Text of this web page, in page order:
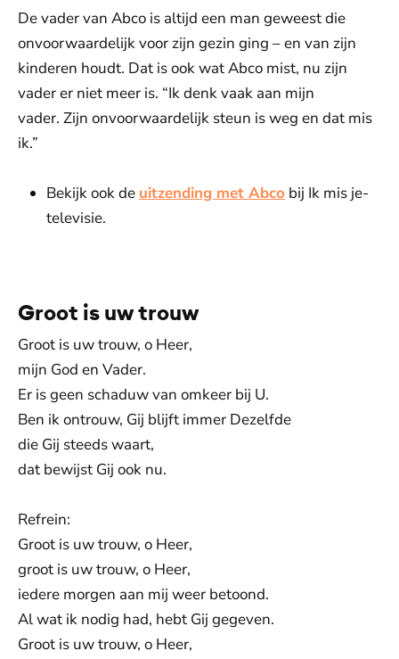
De vader van Abco is altijd een man geweest die
onvoorwaardelijk voor zijn gezin ging – en van zijn
kinderen houdt. Dat is ook wat Abco mist, nu zijn
vader er niet meer is. “Ik denk vaak aan mijn
vader. Zijn onvoorwaardelijk steun is weg en dat mis
ik.”
Bekijk ook de uitzending met Abco bij Ik mis je-
televisie.
Groot is uw trouw
Groot is uw trouw, o Heer,
mijn God en Vader.
Er is geen schaduw van omkeer bij U.
Ben ik ontrouw, Gij blijft immer Dezelfde
die Gij steeds waart,
dat bewijst Gij ook nu.
Refrein:
Groot is uw trouw, o Heer,
groot is uw trouw, o Heer,
iedere morgen aan mij weer betoond.
Al wat ik nodig had, hebt Gij gegeven.
Groot is uw trouw, o Heer,